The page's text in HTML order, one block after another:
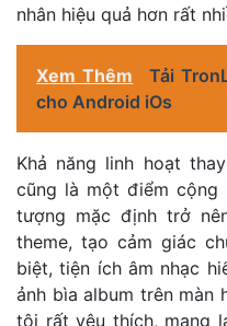
nhân hiệu quả hơn rất
Xem Thêm
Tải
cho Android iOs
Khả năng linh hoạt
cũng là một điểm cộng
tượng mặc định trở
theme, tạo cảm giác
biệt, tiện ích âm nhạc
ảnh bìa album trên màn
tôi rất yêu thích, mang